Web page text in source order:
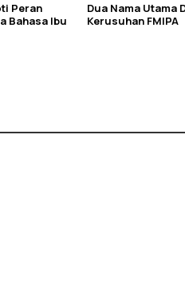
Peran
Bahasa Ibu
Dua Nama Utama
Kerusuhan FMIPA